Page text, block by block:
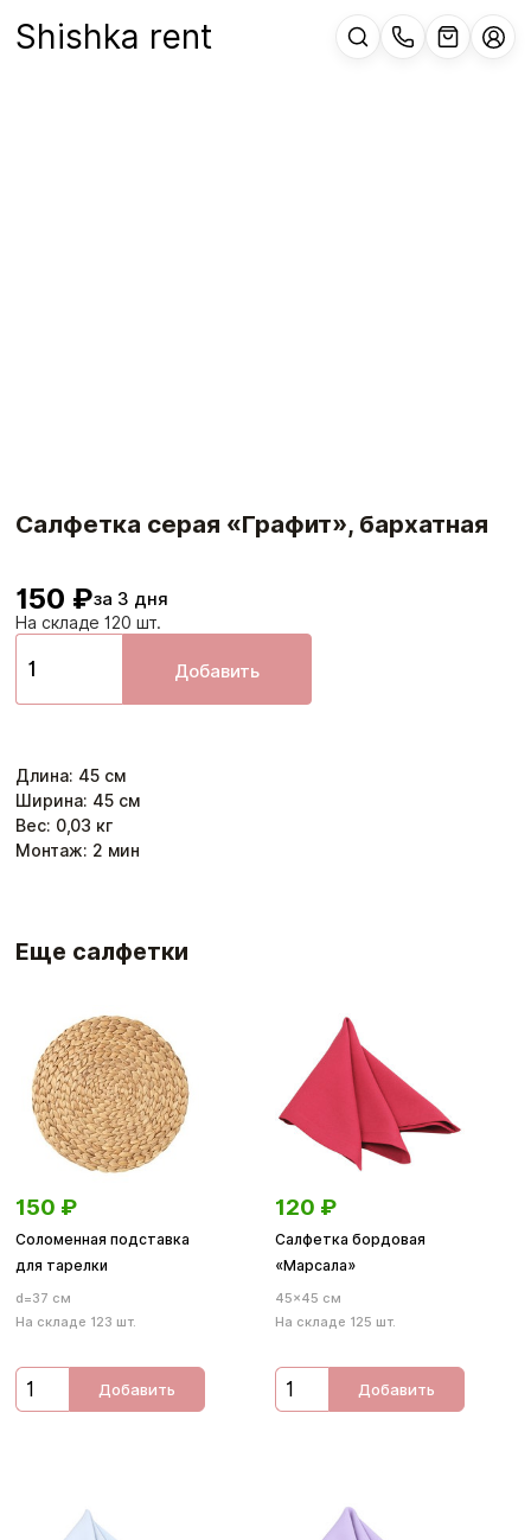
Shishka rent
Салфетка серая «Графит», бархатная
150 ₽за 3 дня
На складе 120 шт.
Добавить
Длина: 45 см
Ширина: 45 см
Вес: 0,03 кг
Монтаж: 2 мин
Еще салфетки
150 ₽
Соломенная подставка
для тарелки
d=37 см
На складе 123 шт.
Добавить
120 ₽
Салфетка бордовая
«Марсала»
45×45 см
На складе 125 шт.
Добавить